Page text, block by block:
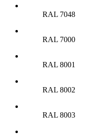
RAL 7048
RAL 7000
RAL 8001
RAL 8002
RAL 8003